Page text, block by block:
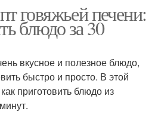
говяжьей печени:
блюдо за 30
вкусное и полезное блюдо,
быстро и просто. В этой
приготовить блюдо из